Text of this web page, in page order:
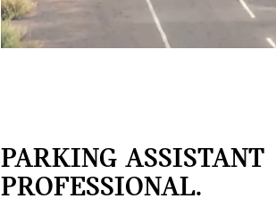
PARKING ASSISTANT
PROFESSIONAL.